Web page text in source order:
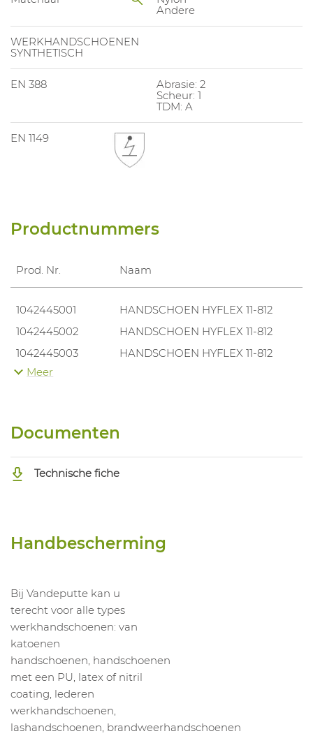
Andere
WERKHANDSCHOENEN
SYNTHETISCH
EN 388
Abrasie: 2
Scheur: 1
TDM: A
EN 1149
Productnummers
Prod. Nr. Naam
1042445001
HANDSCHOEN HYFLEX 11-812
1042445002
HANDSCHOEN HYFLEX 11-812
1042445003
HANDSCHOEN HYFLEX 11-812
1042445004
Meer
Documenten
Technische fiche
Handbescherming
Bij Vandeputte kan u
terecht voor alle types
werkhandschoenen: van
katoenen
handschoenen, handschoenen
met een PU, latex of nitril
coating, lederen
werkhandschoenen,
lashandschoenen, brandweerhandschoenen